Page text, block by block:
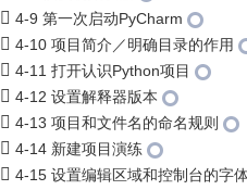
4-9 第一次启动PyCharm
4-10 项目简介／明确目录的作用
4-11 打开认识Python项目
4-12 设置解释器版本
4-13 项目和文件名的命名规则
4-14 新建项目演练
4-15 设置编辑区域和控制台的字